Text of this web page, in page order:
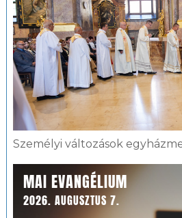
Személyi változások
MAI EVANGÉLIUM
2026. AUGUSZTUS 7.